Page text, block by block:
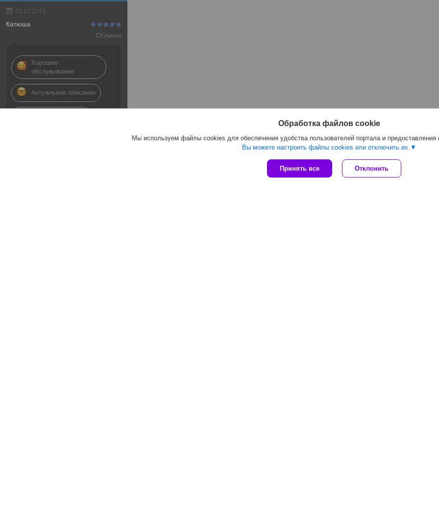
03.07.2019
Катюша
Отлично
Хорошее
обслуживание
Актуальное описание
Обработка файлов cookie
Мы используем файлы cookies для обеспечения удобства пользователей портала и предоставления
Вы можете настроить файлы cookies или отключить их.
Принять все Отклонить